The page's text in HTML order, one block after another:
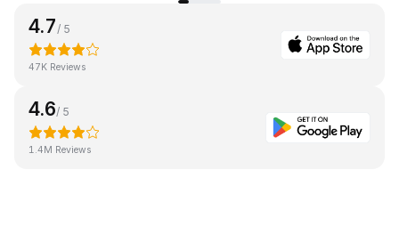
4.7/ 5
47K Reviews
4.6/ 5
1.4M Reviews